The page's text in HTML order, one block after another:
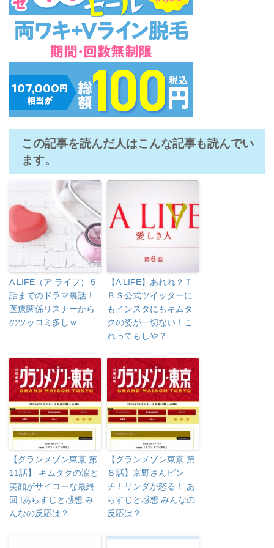
この記事を読んだ人はこんな記事も読んでい
ます。
A LIFE（ア ライフ）５
話までのドラマ裏話！
医療関係リスナーから
のツッコミ多しｗ
【A LIFE】あれれ？Ｔ
ＢＳ公式ツイッターに
もインスタにもキムタ
クの姿が一切ない！こ
れってもしや？
【グランメゾン東京 第
11話】 キムタクの涙と
笑顔がサイコーな最終
回 !あらすじと感想 み
んなの反応は？
【グランメゾン東京 第
８話】京野さんピン
チ！リンダが怒る！ あ
らすじと感想 みんなの
反応は？